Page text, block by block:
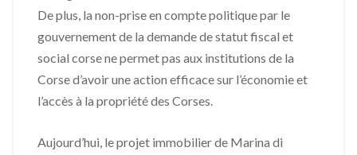
De plus, la non-prise en compte politique par le
gouvernement de la demande de statut fiscal et
social corse ne permet pas aux institutions de la
Corse d’avoir une action efficace sur l’économie et
l’accès à la propriété des Corses.
Aujourd’hui, le projet immobilier de Marina di